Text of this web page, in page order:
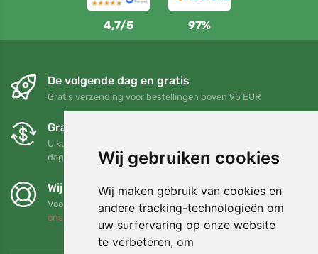
Wij gebruiken cookies
Wij maken gebruik van cookies en
andere tracking-technologieën om
uw surfervaring op onze website
te verbeteren, om
4,7/5 97%
De volgende dag en gratis
Gratis verzending voor bestellingen boven 95 EUR
Gratis ruilen en retourneren
U kunt uw bestelling op elk gewenst moment binnen 90
dagen retourneren of ruilen
Wij steunen Trees.org
Voor elke bestelling planten we een boom! Lees meer Over
ons